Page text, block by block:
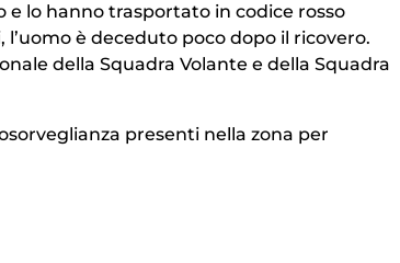
e lo hanno trasportato in codice rosso
è deceduto poco dopo il ricovero.
della Squadra Volante e della Squadra
presenti nella zona per